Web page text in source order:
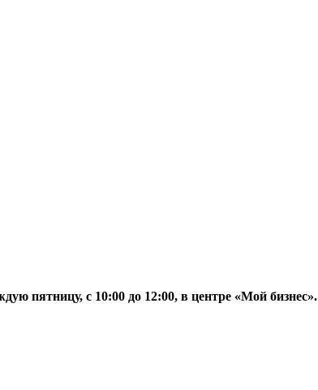
пятницу, с 10:00 до 12:00, в центре «Мой бизнес».